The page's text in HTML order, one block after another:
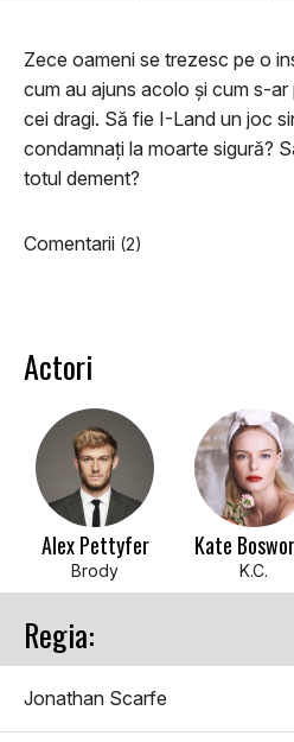
Zece oameni se trezesc pe o
cum au ajuns acolo şi cum s-
cei dragi. Să fie I-Land un joc
condamnaţi la moarte sigură?
totul dement?
Comentarii (2)
Actori
Alex Pettyfer
Brody
Kate
K.C.
Regia:
Jonathan Scarfe